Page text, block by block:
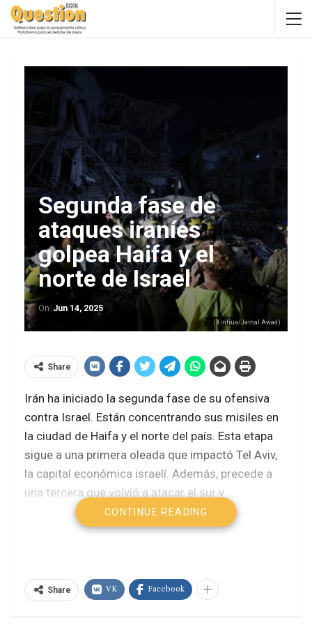
Segunda fase de
ataques iraníes
golpea Haifa y el
norte de Israel
On Jun 14, 2025
(Xinhua/Jamal Awad)
Share
Irán ha iniciado la segunda fase de su ofensiva
contra Israel. Están concentrando sus misiles en
la ciudad de Haifa y el norte del país. Esta etapa
sigue a una primera oleada que impactó Tel Aviv,
la capital económica israelí. Además, precede a
una tercera que volvió a atacar el sur y
nuevamente Tel Aviv.
Consejo de Seguridad Nacional de Irán
aborda nuevas represalias contra Israel
CONTINUE READING
Share VK Facebook